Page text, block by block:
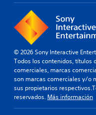
© 2026 Sony Interactive
Todos los contenidos, títulos
comerciales, marcas
son marcas comerciales y/o
sus propietarios
reservados. Más información